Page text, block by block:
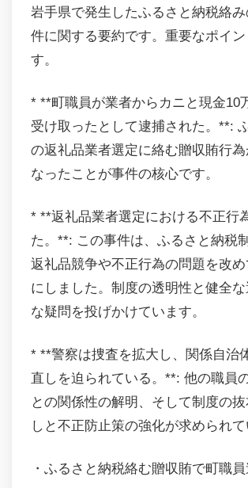
岩手県で発生したふるさと納税絡
件に関する要約です。重要なポイ
す。
* **町職員が業者からカニと現金10
受け取ったとして逮捕された。**:
の返礼品業者選定に絡む贈収賄行
なったことが事件の核心です。
* **返礼品業者選定における不正行
た。**: この事件は、ふるさと納税
返礼品競争や不正行為の問題を改め
にしました。制度の透明性と健全な
な疑問を投げかけています。
* **警察は捜査を拡大し、関係自治
直しを迫られている。**: 他の職員
との関係性の解明、そして制度の
しと不正防止策の強化が求められて
・ふるさと納税絡む贈収賄で町職